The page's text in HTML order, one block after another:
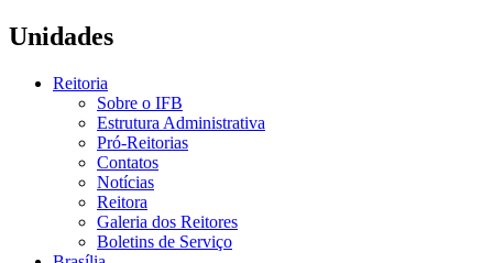
Unidades
Reitoria
Sobre o IFB
Estrutura Administrativa
Pró-Reitorias
Contatos
Notícias
Reitora
Galeria dos Reitores
Boletins de Serviço